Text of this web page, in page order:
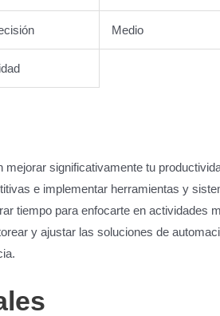
Medio
mejorar significativamente tu
e implementar herramientas y
tiempo para enfocarte en actividades
y ajustar las soluciones de